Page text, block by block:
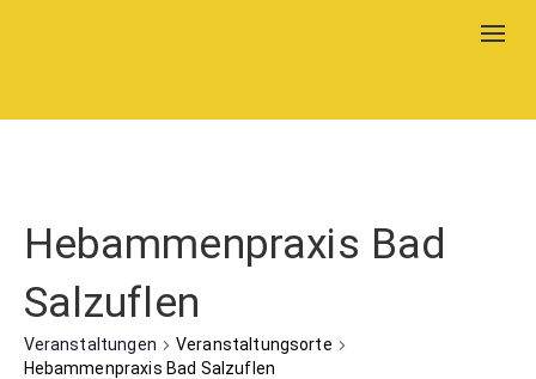
Hebammenpraxis Bad
Salzuflen
Veranstaltungen
Veranstaltungsorte
Hebammenpraxis Bad Salzuflen